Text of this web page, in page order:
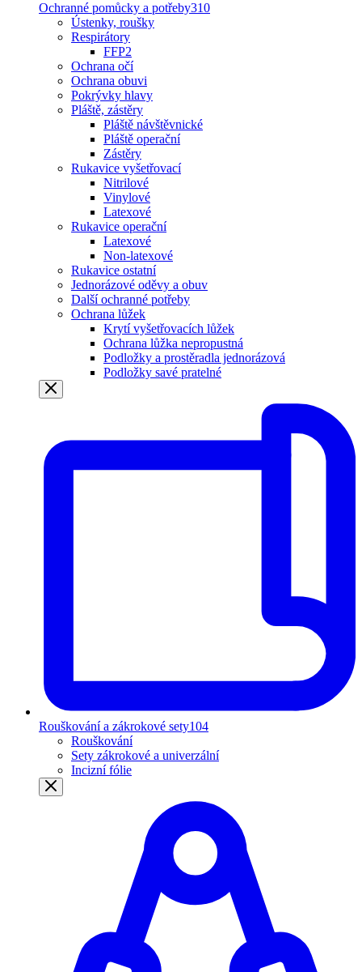
Ochranné pomůcky a potřeby310
Ústenky, roušky
Respirátory
FFP2
Ochrana očí
Ochrana obuvi
Pokrývky hlavy
Pláště, zástěry
Pláště návštěvnické
Pláště operační
Zástěry
Rukavice vyšetřovací
Nitrilové
Vinylové
Latexové
Rukavice operační
Latexové
Non-latexové
Rukavice ostatní
Jednorázové oděvy a obuv
Další ochranné potřeby
Ochrana lůžek
Krytí vyšetřovacích lůžek
Ochrana lůžka nepropustná
Podložky a prostěradla jednorázová
Podložky savé pratelné
Rouškování a zákrokové sety104
Rouškování
Sety zákrokové a univerzální
Incizní fólie